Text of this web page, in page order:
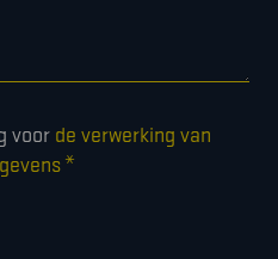
voor de verwerking van
*